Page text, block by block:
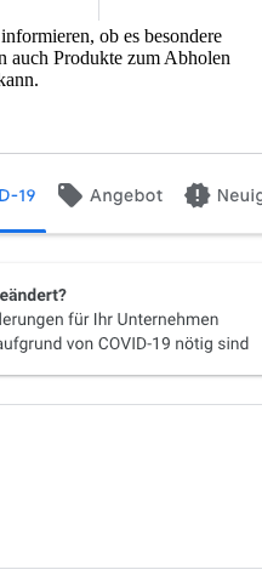
ob es besondere
auch Produkte zum Abholen